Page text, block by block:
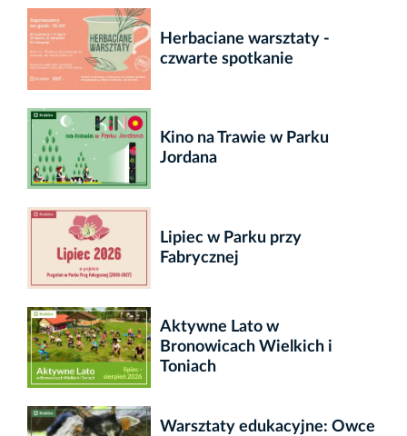
Herbaciane warsztaty -
czwarte spotkanie
Kino na Trawie w Parku
Jordana
Lipiec w Parku przy
Fabrycznej
Aktywne Lato w
Bronowicach Wielkich i
Toniach
Warsztaty edukacyjne: Owce